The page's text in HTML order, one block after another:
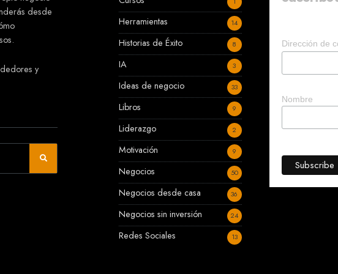
desde
y
Herramientas 14
Historias de Éxito 8
IA 3
Ideas de negocio 33
Libros 9
Liderazgo 2
Motivación 9
Negocios 50
Negocios desde casa 36
Negocios sin inversión 24
Redes Sociales 13
Dirección de
Nombre